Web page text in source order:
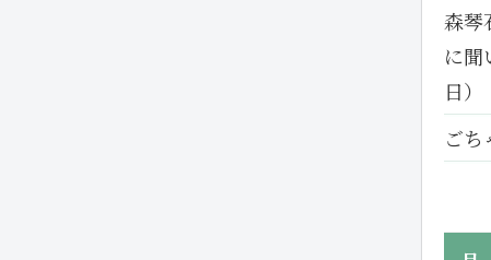
森
に聞
日）
ご